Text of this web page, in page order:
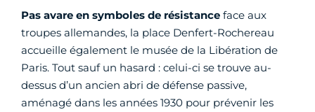
Pas avare en symboles de résistance face aux
troupes allemandes, la place Denfert-Rochereau
accueille également le musée de la Libération de
Paris. Tout sauf un hasard : celui-ci se trouve au-
dessus d’un ancien abri de défense passive,
aménagé dans les années 1930 pour prévenir les